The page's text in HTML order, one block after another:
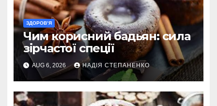
ЗДОРОВ’Я
Чим корисний бадьян: сила
зірчастої спеції
AUG 6, 2026 НАДІЯ СТЕПАНЕНКО